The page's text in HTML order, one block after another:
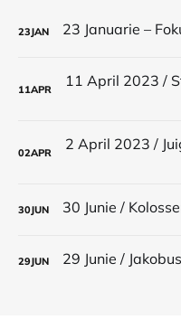
23JAN
11APR
02APR
30JUN
29JUN